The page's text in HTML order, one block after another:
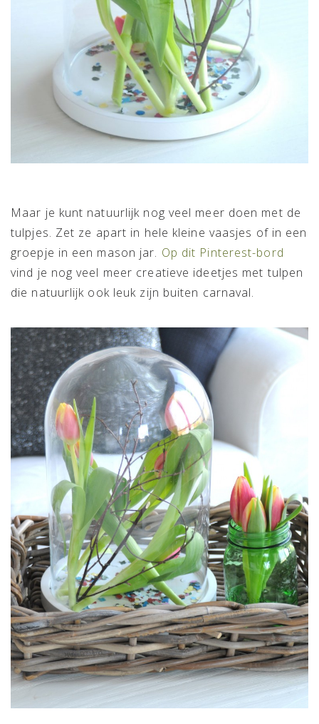
Maar je kunt natuurlijk nog veel meer doen met de
tulpjes. Zet ze apart in hele kleine vaasjes of in een
groepje in een mason jar. Op dit Pinterest-bord
vind je nog veel meer creatieve ideetjes met tulpen
die natuurlijk ook leuk zijn buiten carnaval.